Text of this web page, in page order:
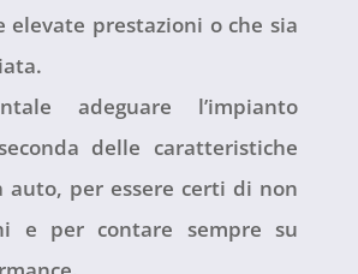
elevate prestazioni o che sia
adeguare l’impianto
delle caratteristiche
auto, per essere certi di non
e per contare sempre su